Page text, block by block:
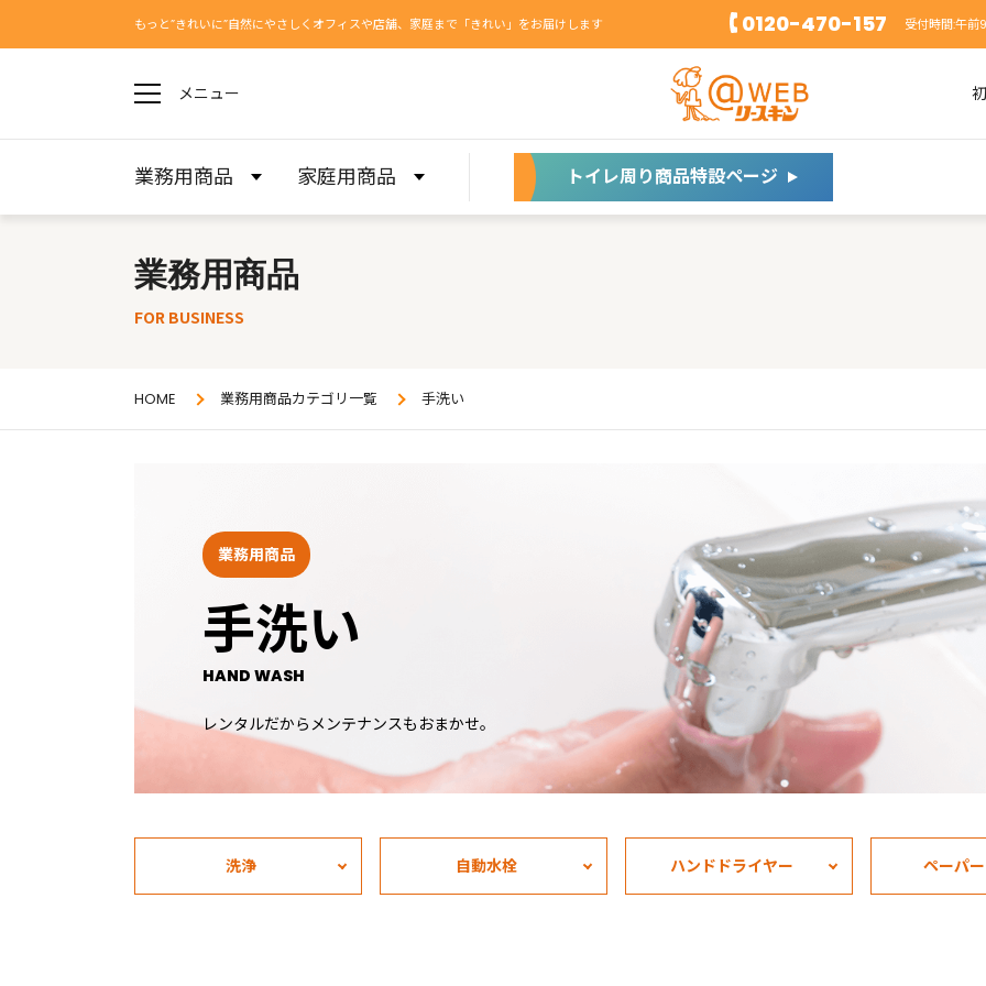
もっと”きれいに”自然にやさしくオフィスや店舗、家庭まで「きれい」をお届けします 0120-470-157 受付時間:午
メニュー
業務用商品 家庭用商品 トイレ周り商品特設ページ
業務用商品
FOR BUSINESS
HOME 業務用商品カテゴリ一覧 手洗い
業務用商品
手洗い
HAND WASH
レンタルだからメンテナンスもおまかせ。
洗浄 自動水栓 ハンドドライヤー ペーパ